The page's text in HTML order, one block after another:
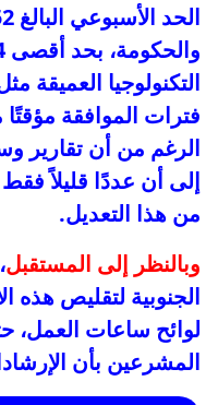
التكنولوجيا العميقة
فترات الموافقة
الرغم من أن تقارير
إلى أن عددًا قليلاً
من هذا التعديل.
وبالنظر إلى المستقبل
الجنوبية لتقليص هذه
لوائح ساعات
المشرعين بأن